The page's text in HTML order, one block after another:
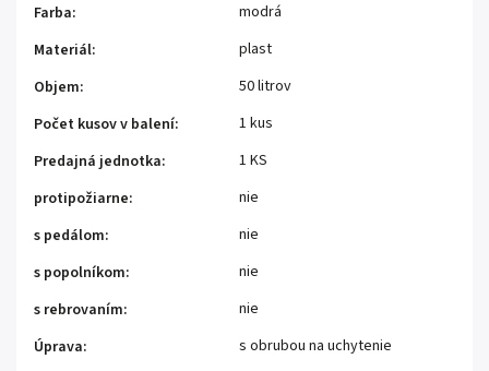
Farba:
modrá
Materiál:
plast
Objem:
50 litrov
Počet kusov v balení:
1 kus
Predajná jednotka:
1 KS
protipožiarne:
nie
s pedálom:
nie
s popolníkom:
nie
s rebrovaním:
nie
Úprava:
s obrubou na uchytenie